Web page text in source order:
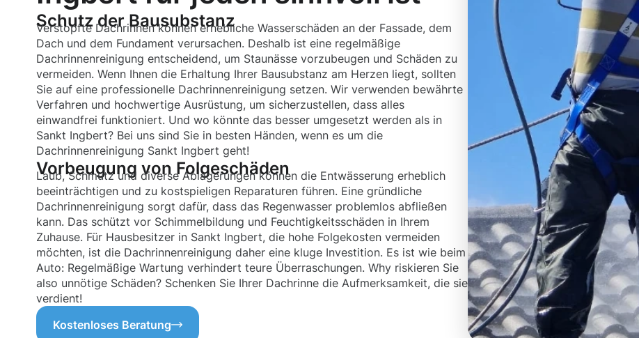
Schutz der Bausubstanz
Verstopfte Dachrinnen können erhebliche Wasserschäden an der Fassade, dem
Dach und dem Fundament verursachen. Deshalb ist eine regelmäßige
Dachrinnenreinigung entscheidend, um Staunässe vorzubeugen und Schäden zu
vermeiden. Wenn Ihnen die Erhaltung Ihrer Bausubstanz am Herzen liegt, sollten
Sie auf eine professionelle Dachrinnenreinigung setzen. Wir verwenden bewährte
Verfahren und hochwertige Ausrüstung, um sicherzustellen, dass alles
einwandfrei funktioniert. Und wo könnte das besser umgesetzt werden als in
Sankt Ingbert? Bei uns sind Sie in besten Händen, wenn es um die
Dachrinnenreinigung Sankt Ingbert geht!
Vorbeugung von Folgeschäden
Laub, Schmutz und diverse Ablagerungen können die Entwässerung erheblich
beeinträchtigen und zu kostspieligen Reparaturen führen. Eine gründliche
Dachrinnenreinigung sorgt dafür, dass das Regenwasser problemlos abfließen
kann. Das schützt vor Schimmelbildung und Feuchtigkeitsschäden in Ihrem
Zuhause. Für Hausbesitzer in Sankt Ingbert, die hohe Folgekosten vermeiden
möchten, ist die Dachrinnenreinigung daher eine kluge Investition. Es ist wie beim
Auto: Regelmäßige Wartung verhindert teure Überraschungen. Why riskieren Sie
also unnötige Schäden? Schenken Sie Ihrer Dachrinne die Aufmerksamkeit, die sie
verdient!
Kostenloses Beratung